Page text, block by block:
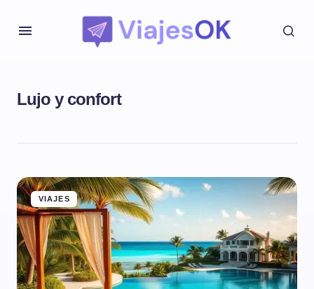
Lujo y confort
VIAJES